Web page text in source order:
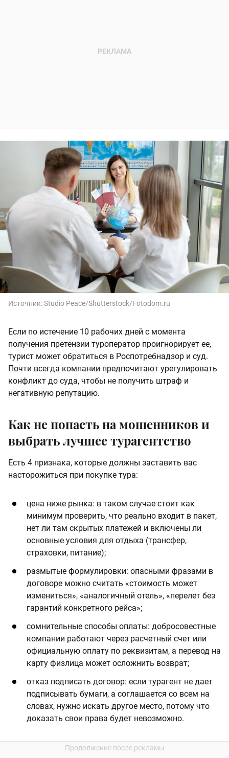
Источник:Studio Peace/Shutterstock/Fotodom.ru
Если по истечение 10 рабочих дней с момента
получения претензии туроператор проигнорирует ее,
турист может обратиться в Роспотребнадзор и суд.
Почти всегда компании предпочитают урегулировать
конфликт до суда, чтобы не получить штраф и
негативную репутацию.
Как не попасть на мошенников и
выбрать лучшее турагентство
Есть 4 признака, которые должны заставить вас
насторожиться при покупке тура:
цена ниже рынка: в таком случае стоит как
минимум проверить, что реально входит в пакет,
нет ли там скрытых платежей и включены ли
основные условия для отдыха (трансфер,
страховки, питание);
размытые формулировки: опасными фразами в
договоре можно считать «стоимость может
измениться», «аналогичный отель», «перелет без
гарантий конкретного рейса»;
сомнительные способы оплаты: добросовестные
компании работают через расчетный счет или
официальную оплату по реквизитам, а перевод на
карту физлица может осложнить возврат;
отказ подписать договор: если турагент не дает
подписывать бумаги, а соглашается со всем на
словах, нужно искать другое место, потому что
доказать свои права будет невозможно.